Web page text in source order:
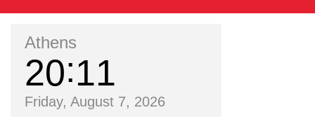
Athens
20 11
Friday, August 7, 2026